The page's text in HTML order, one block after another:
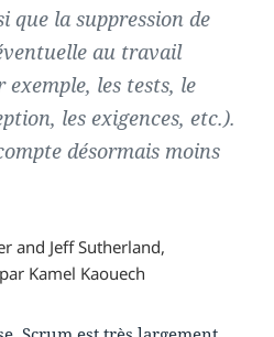
que la suppression de
au travail
les tests, le
les exigences, etc.).
désormais moins
and Jeff Sutherland,
Kamel Kaouech